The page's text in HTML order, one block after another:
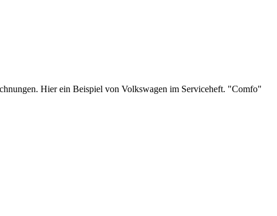
Hier ein Beispiel von Volkswagen im Serviceheft. "Comfo"